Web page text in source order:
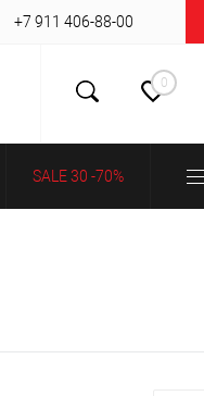
+7 911 406-88-00
0
SALE 30 -70%